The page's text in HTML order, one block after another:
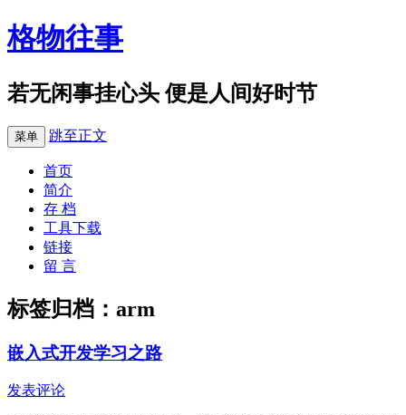
格物往事
若无闲事挂心头 便是人间好时节
菜单 跳至正文
首页
简介
存 档
工具下载
链接
留 言
标签归档： arm
嵌入式开发学习之路
发表评论